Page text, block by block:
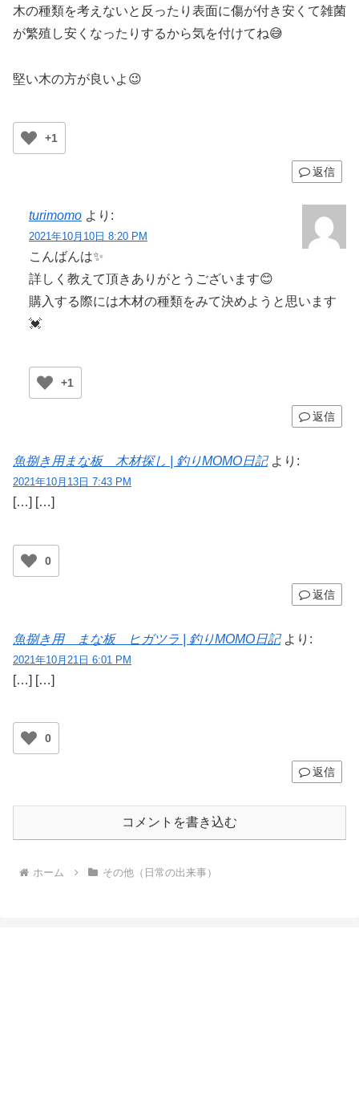
木の種類を考えないと反ったり表面に傷が付き安くて雑菌
が繁殖し安くなったりするから気を付けてね😅
堅い木の方が良いよ😉
+1
返信
turimomo より:
2021年10月10日 8:20 PM
こんばんは✨
詳しく教えて頂きありがとうございます😊
購入する際には木材の種類をみて決めようと思います
💓
+1
返信
魚捌き用まな板 木材探し | 釣りMOMO日記 より:
2021年10月13日 7:43 PM
[…] […]
0
返信
魚捌き用 まな板 ヒガツラ | 釣りMOMO日記 より:
2021年10月21日 6:01 PM
[…] […]
0
返信
コメントを書き込む
ホーム その他（日常の出来事）